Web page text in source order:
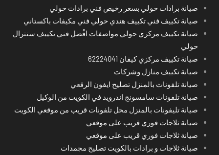
صيانة برادات حولي بسعر رخيص فني برادات حولي
صيانة تكييف فني تكييف هندي حولي فني مكيفات باكستاني
صيانة تكييف مركزي حولي مواصفات افْضل فني تكييف سنترال
حولي
صيانة تكييف مركزي كيفان 62224041
صيانة تكييف منازل وشركات
صيانة تلفونات بالمنزل تصليح ايفون الرقعي
صيانة تلفونات سامسونج اندرويد في الكويت من الوكيل
صيانة تليفونات بالمنزل محل تلفونات قريب من موقعي الكويت
صيانة ثلاجات فوري قريب على موقعي
صيانة ثلاجات فوري قريب على موقعي
صيانة ثلاجات و برادات بالكويت تصليح مجمدات